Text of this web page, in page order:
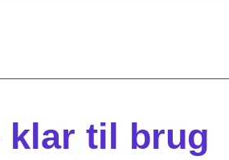
klar til brug